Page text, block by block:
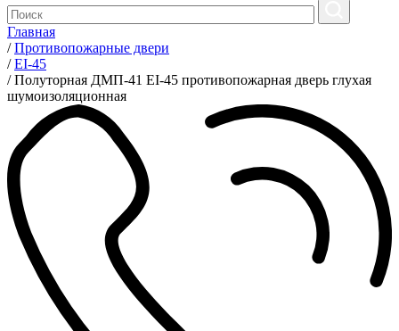
Главная
/ Противопожарные двери
/ EI-45
/ Полуторная ДМП-41 EI-45 противопожарная дверь глухая
шумоизоляционная